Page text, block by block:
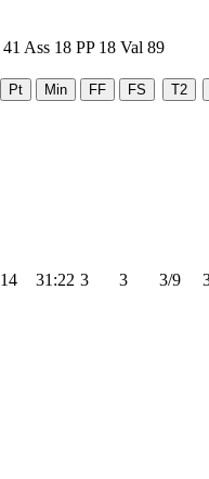
41 Ass 18 PP 18 Val 89
Pt Min FF FS T2
14 31:22 3 3 3/9